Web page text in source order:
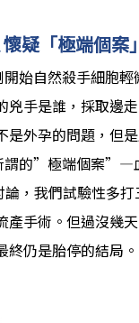
疑「極端個案」
始自然殺手細胞
兇手是誰，採取邊
是外孕的問題，但
謂的”極端個案”—
，我們試驗性多
產手術。但過沒幾
終仍是胎停的結局。